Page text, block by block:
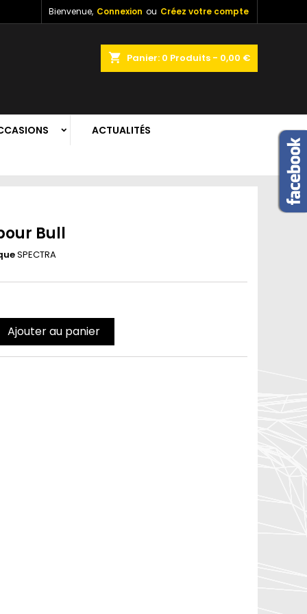
Bienvenue, Connexion ou Créez votre compte
shopping_cart Panier: 0 Produits - 0,00 €
ACTUALITÉS
Bull
SPECTRA
Ajouter au panier